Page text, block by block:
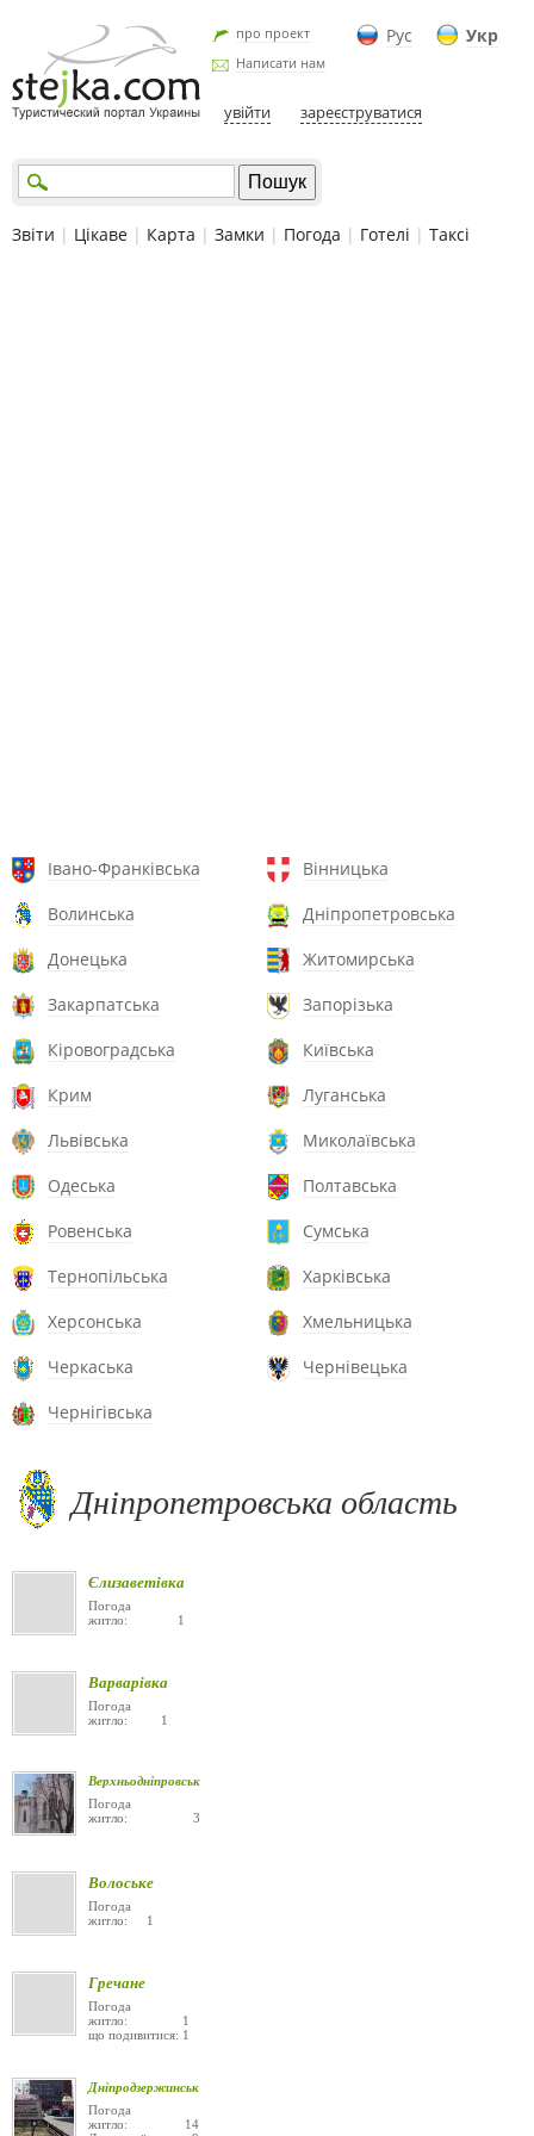
Рус Укр
про проект
Написати нам
увійти зареєструватися
Звіти | Цікаве | Карта | Замки | Погода | Готелі | Таксі
Івано-Франківська
Вінницька
Волинська
Дніпропетровська
Донецька
Житомирська
Закарпатська
Запорізька
Кіровоградська
Київська
Крим
Луганська
Львівська
Миколаївська
Одеська
Полтавська
Ровенська
Сумська
Тернопільська
Харківська
Херсонська
Хмельницька
Черкаська
Чернівецька
Чернігівська
Дніпропетровська область
Єлизаветівка
Погода
житло: 1
Варварівка
Погода
житло: 1
Верхньодніпровськ
Погода
житло: 3
Волоське
Погода
житло: 1
Гречане
Погода
житло: 1
що подивитися: 1
Дніпродзержинськ
Погода
житло: 14